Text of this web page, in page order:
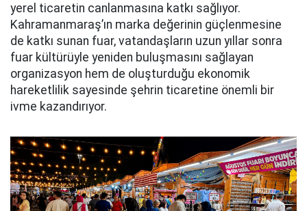
yerel ticaretin canlanmasına katkı sağlıyor.
Kahramanmaraş’ın marka değerinin güçlenmesine
de katkı sunan fuar, vatandaşların uzun yıllar sonra
fuar kültürüyle yeniden buluşmasını sağlayan
organizasyon hem de oluşturduğu ekonomik
hareketlilik sayesinde şehrin ticaretine önemli bir
ivme kazandırıyor.